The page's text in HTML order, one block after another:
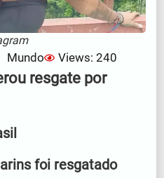
Mundo Views: 240
resgate por
foi resgatado